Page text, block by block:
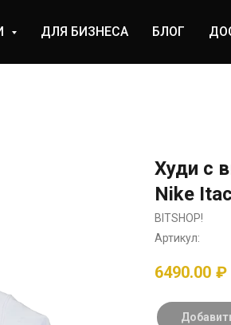
ДЛЯ БИЗНЕСА БЛОГ
Худи с
Nike
BITSHOP!
Артикул:
6490.00 ₽